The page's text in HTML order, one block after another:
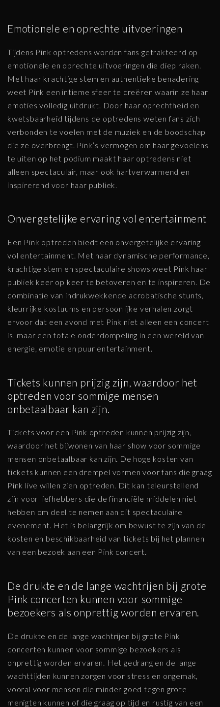
Emotionele en oprechte uitvoeringen
Tijdens Pink optredens worden fans getrakteerd op
emotionele en oprechte uitvoeringen die diep raken.
Met haar krachtige stem en authentieke benadering
weet Pink een intieme sfeer te creëren waarin ze haar
emoties volledig uitdrukt. Door haar oprechtheid en
kwetsbaarheid tijdens de optredens weten fans zich
verbonden te voelen met de muziek en de boodschap
die ze overbrengt. Pink’s vermogen om haar gevoelens
te uiten op het podium maakt haar optredens niet
alleen spectaculair, maar ook hartverwarmend en
inspirerend voor haar publiek.
Onvergetelijke ervaring vol entertainment
Een Pink optreden biedt een onvergetelijke ervaring
vol entertainment. Met haar dynamische performance,
krachtige stem en spectaculaire shows weet Pink haar
publiek keer op keer te betoveren en te inspireren. De
combinatie van indrukwekkende acrobatische stunts,
kleurrijke kostuums en persoonlijke verhalen zorgt
ervoor dat een avond met Pink niet alleen een concert
is, maar een totale onderdompeling in een wereld van
energie, emotie en puur entertainment.
Tickets kunnen prijzig zijn, waardoor het
optreden voor sommige mensen
onbetaalbaar kan zijn.
Tickets voor een Pink optreden kunnen prijzig zijn,
waardoor het bijwonen van haar show voor sommige
mensen onbetaalbaar kan zijn. De hoge kosten van
tickets kunnen een drempel vormen voor fans die graag
Pink live willen zien optreden. Dit kan teleurstellend
zijn voor liefhebbers die de financiële middelen niet
hebben om deel te nemen aan dit spectaculaire
evenement. Het is belangrijk om bewust te zijn van de
kosten en beschikbaarheid van tickets bij het plannen
van een bezoek aan een Pink concert.
De drukte en de lange wachtrijen bij grote
Pink concerten kunnen voor sommige
bezoekers als onprettig worden ervaren.
De drukte en de lange wachtrijen bij grote Pink
concerten kunnen voor sommige bezoekers als
onprettig worden ervaren. Het gedrang en de lange
wachttijden kunnen zorgen voor stress en ongemak,
vooral voor mensen die minder goed tegen grote
menigten kunnen of die graag op tijd en rustig van een